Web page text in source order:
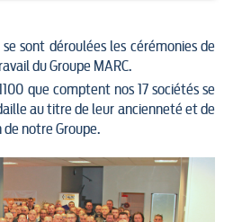
sont déroulées les cérémonies de
du Groupe MARC.
que comptent nos 17 sociétés se
au titre de leur ancienneté et de
notre Groupe.